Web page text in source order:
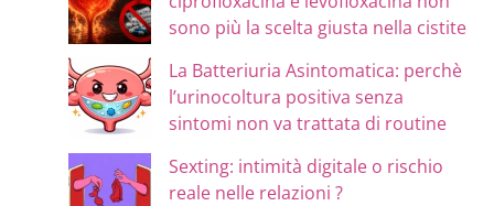
sono più la scelta giusta nella cistite
La Batteriuria Asintomatica: perchè
l’urinocoltura positiva senza
sintomi non va trattata di routine
Sexting: intimità digitale o rischio
reale nelle relazioni ?